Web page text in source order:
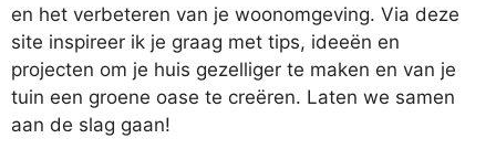
en het verbeteren van je woonomgeving. Via deze
site inspireer ik je graag met tips, ideeën en
projecten om je huis gezelliger te maken en van je
tuin een groene oase te creëren. Laten we samen
aan de slag gaan!